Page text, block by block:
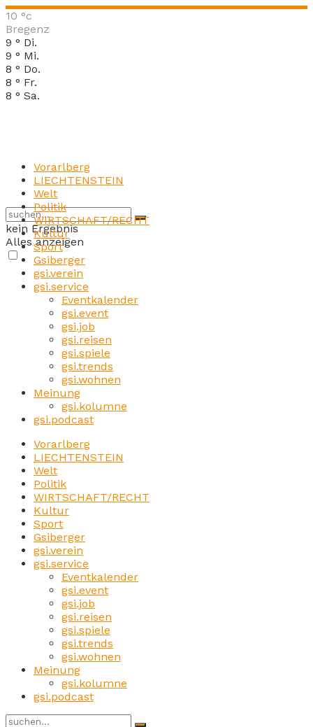
10 °c
Bregenz
9 ° Di.
9 ° Mi.
8 ° Do.
8 ° Fr.
8 ° Sa.
kein Ergebnis
Alles anzeigen
Vorarlberg
LIECHTENSTEIN
Welt
Politik
WIRTSCHAFT/RECHT
Kultur
Sport
Gsiberger
gsi.verein
gsi.service
Eventkalender
gsi.event
gsi.job
gsi.reisen
gsi.spiele
gsi.trends
gsi.wohnen
Meinung
gsi.kolumne
gsi.podcast
Vorarlberg
LIECHTENSTEIN
Welt
Politik
WIRTSCHAFT/RECHT
Kultur
Sport
Gsiberger
gsi.verein
gsi.service
Eventkalender
gsi.event
gsi.job
gsi.reisen
gsi.spiele
gsi.trends
gsi.wohnen
Meinung
gsi.kolumne
gsi.podcast